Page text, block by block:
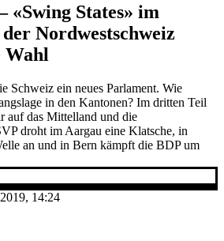
«Swing States» im
Nordwestschweiz
Wahl
Schweiz ein neues Parlament. Wie
in den Kantonen? Im dritten Teil
auf das Mittelland und die
droht im Aargau eine Klatsche, in
an und in Bern kämpft die BDP um
14:24